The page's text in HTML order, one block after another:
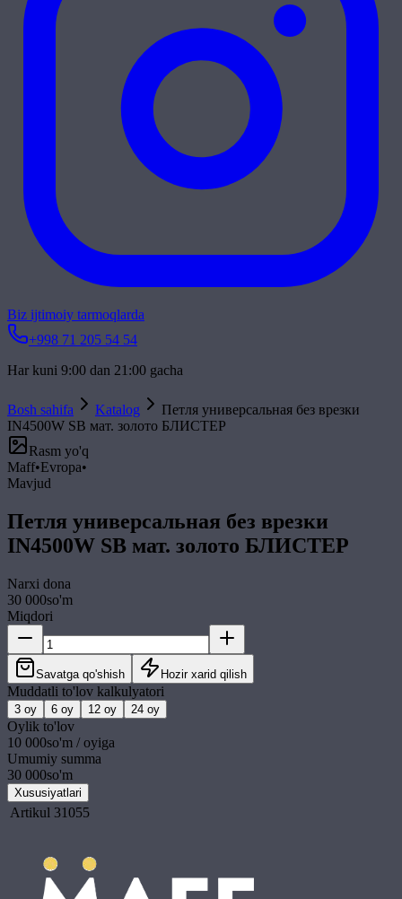
Biz ijtimoiy tarmoqlarda
+998 71 205 54 54
Har kuni 9:00 dan 21:00 gacha
Bosh sahifa Katalog
Петля универсальная без врезки
IN4500W SB мат. золото БЛИСТЕР
Rasm yo'q
Maff•Evropa•
Mavjud
Петля универсальная без врезки
IN4500W SB мат. золото БЛИСТЕР
Narxi dona
30 000so'm
Miqdori
Savatga qo'shish Hozir xarid qilish
Muddatli to'lov kalkulyatori
3 oy 6 oy 12 oy 24 oy
Oylik to'lov
10 000so'm / oyiga
Umumiy summa
30 000so'm
Xususiyatlari
Artikul 31055